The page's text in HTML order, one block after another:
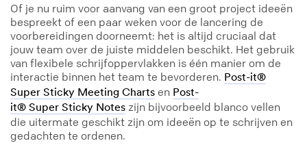
Of je nu ruim voor aanvang van een groot project ideeën
bespreekt of een paar weken voor de lancering de
voorbereidingen doorneemt: het is altijd cruciaal dat
jouw team over de juiste middelen beschikt. Het gebruik
van flexibele schrijfoppervlakken is één manier om de
interactie binnen het team te bevorderen. Post-it®
Super Sticky Meeting Charts en Post-
it® Super Sticky Notes zijn bijvoorbeeld blanco vellen
die uitermate geschikt zijn om ideeën op te schrijven en
gedachten te ordenen.